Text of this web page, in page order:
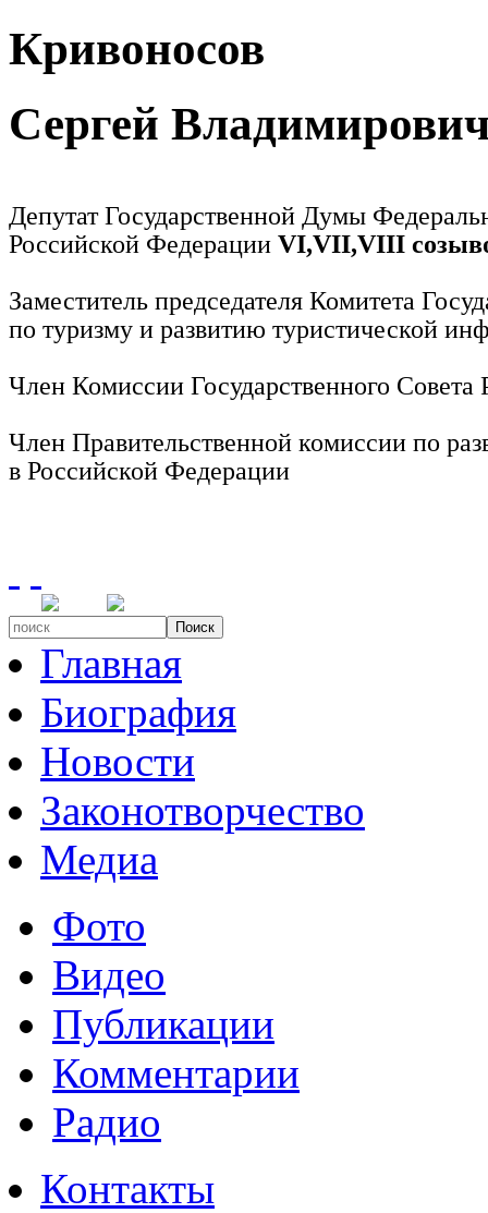
Кривоносов
Сергей
Депутат Государственной Думы
Российской Федерации VI,VII,VIII
Заместитель председателя Комитета
по туризму и развитию туристической
Член Комиссии Государственного
Член Правительственной комиссии по
в Российской Федерации
Поиск
Главная
Биография
Новости
Законотворчество
Медиа
Фото
Видео
Публикации
Комментарии
Радио
Контакты